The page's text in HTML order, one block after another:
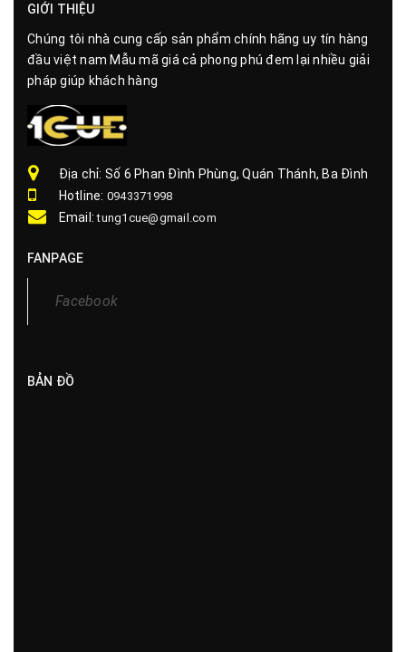
GIỚI THIỆU
Chúng tôi nhà cung cấp sản phẩm chính hãng uy tín hàng
đầu việt nam Mẫu mã giá cả phong phú đem lại nhiều giải
pháp giúp khách hàng
Địa chỉ: Số 6 Phan Đình Phùng, Quán Thánh, Ba Đình
Hotline: 0943371998
Email:tung1cue@gmail.com
FANPAGE
Facebook
BẢN ĐỒ